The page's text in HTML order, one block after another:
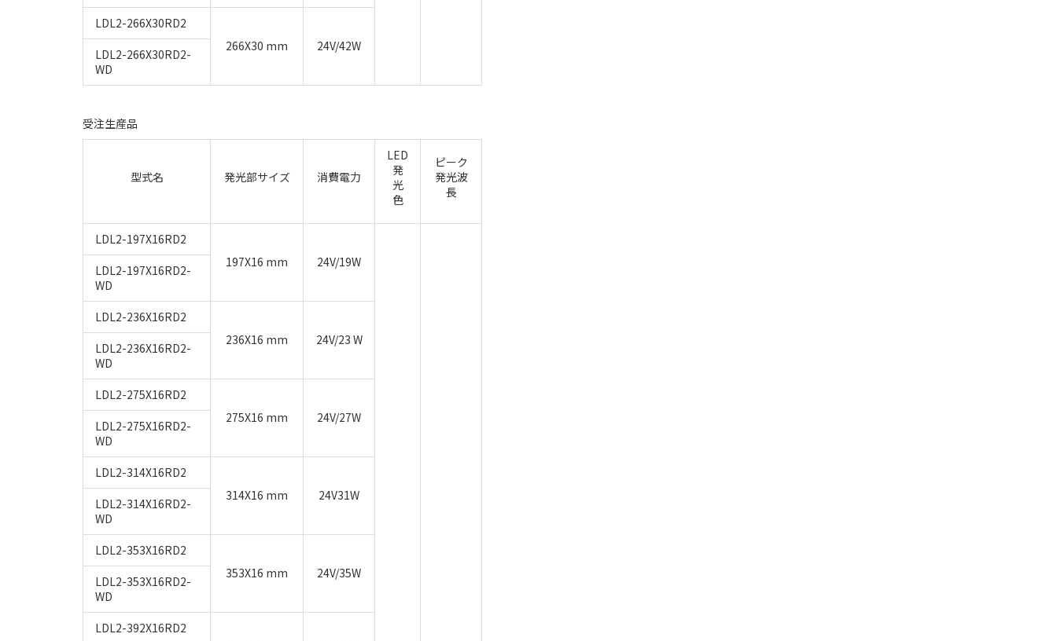
LDL2-266X30RD2
266X30 mm
24V/42W
LDL2-266X30RD2-
WD
受注生産品
型式名 発光部サイズ 消費電力
LED
発
光
色
ピーク
発光波
長
LDL2-197X16RD2
197X16 mm
24V/19W
LDL2-197X16RD2-
WD
LDL2-236X16RD2
236X16 mm
24V/23 W
LDL2-236X16RD2-
WD
LDL2-275X16RD2
275X16 mm
24V/27W
LDL2-275X16RD2-
WD
LDL2-314X16RD2
314X16 mm
24V31W
LDL2-314X16RD2-
WD
LDL2-353X16RD2
353X16 mm
24V/35W
LDL2-353X16RD2-
WD
LDL2-392X16RD2